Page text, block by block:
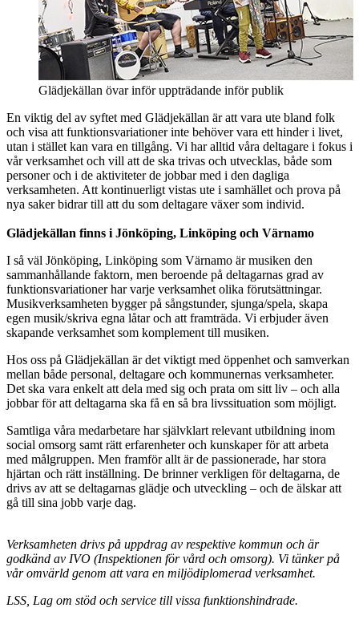
Glädjekällan övar inför uppträdande inför publik
En viktig del av syftet med Glädjekällan är att vara ute bland folk
och visa att funktionsvariationer inte behöver vara ett hinder i livet,
utan i stället kan vara en tillgång. Vi har alltid våra deltagare i fokus i
vår verksamhet och vill att de ska trivas och utvecklas, både som
personer och i de aktiviteter de jobbar med i den dagliga
verksamheten. Att kontinuerligt vistas ute i samhället och prova på
nya saker bidrar till att du som deltagare växer som individ.
Glädjekällan finns i Jönköping, Linköping och Värnamo
I så väl Jönköping, Linköping som Värnamo är musiken den
sammanhållande faktorn, men beroende på deltagarnas grad av
funktionsvariationer har varje verksamhet olika förutsättningar.
Musikverksamheten bygger på sångstunder, sjunga/spela, skapa
egen musik/skriva egna låtar och att framträda. Vi erbjuder även
skapande verksamhet som komplement till musiken.
Hos oss på Glädjekällan är det viktigt med öppenhet och samverkan
mellan både personal, deltagare och kommunernas verksamheter.
Det ska vara enkelt att dela med sig och prata om sitt liv – och alla
jobbar för att deltagarna ska få en så bra livssituation som möjligt.
Samtliga våra medarbetare har självklart relevant utbildning inom
social omsorg samt rätt erfarenheter och kunskaper för att arbeta
med målgruppen. Men framför allt är de passionerade, har stora
hjärtan och rätt inställning. De brinner verkligen för deltagarna, de
drivs av att se deltagarnas glädje och utveckling – och de älskar att
gå till sina jobb varje dag.
Verksamheten drivs på uppdrag av respektive kommun och är
godkänd av IVO (Inspektionen för vård och omsorg). Vi tänker på
vår omvärld genom att vara en miljödiplomerad verksamhet.
LSS, Lag om stöd och service till vissa funktionshindrade.